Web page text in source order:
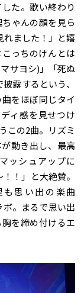
た。歌い終わり
ゃんの顔を見ら
れました！」と嬉
っちのけんとは
サヨシ)」「死ぬ
露するという、
をほぼ同じタイ
ィ感を見せつけ
この2曲。リズミ
動き出し、最高
ッシュアップに
！」と大絶賛。
思い出の楽曲
。まるで思い出
を締め付けるエ